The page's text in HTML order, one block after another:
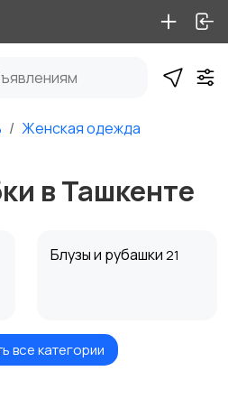
Женская одежда
в Ташкенте
Блузы и рубашки 21
Будущим мамам
все категории